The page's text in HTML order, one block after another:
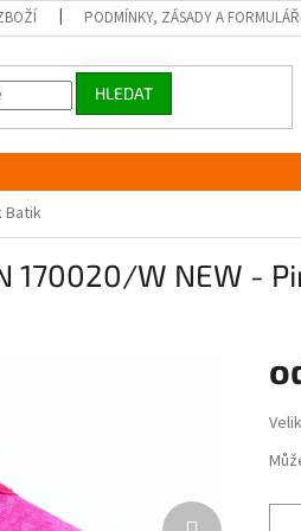
PODMÍNKY, ZÁSADY A
HLEDAT
Batik
170020/W NEW -